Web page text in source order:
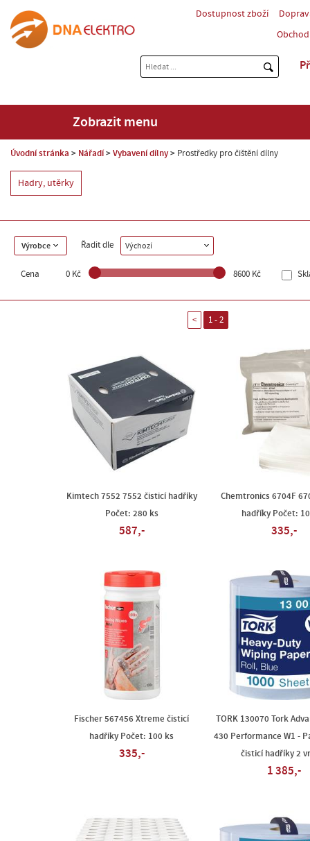
Dostupnost zboží
Zobrazit menu
Úvodní stránka Nářadí Vybavení dílny Prostředky pro čištění dílny
Hadry, utěrky
Výrobce Řadit dle Výchozí
Cena 0 Kč 8600 Kč
< 1 - 2
Kimtech 7552 7552 čisticí hadříky
Počet: 280 ks
587,-
Chemtronics 6704F
hadříky Počet:
335,-
Fischer 567456 Xtreme čisticí
hadříky Počet: 100 ks
335,-
TORK 130070 Tork
430 Performance W1 -
čisticí hadříky 2
1 385,-